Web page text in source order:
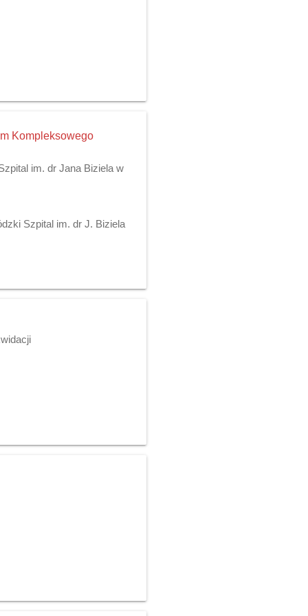
Kompleksowego
im. dr Jana Biziela w
Szpital im. dr J. Biziela